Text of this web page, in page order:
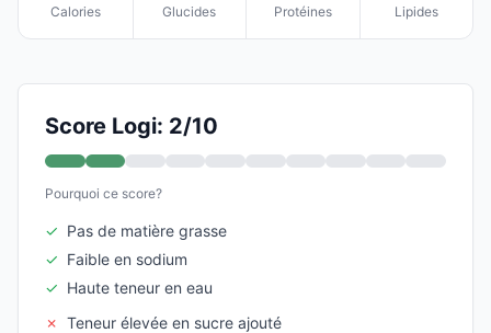
Calories Glucides Protéines Lipides
Score Logi: 2/10
Pourquoi ce score?
✓ Pas de matière grasse
✓ Faible en sodium
✓ Haute teneur en eau
✗ Teneur élevée en sucre ajouté